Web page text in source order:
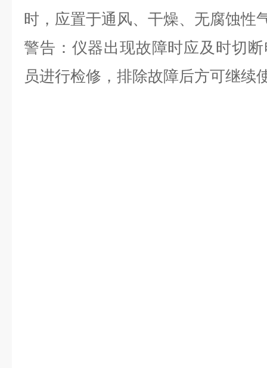
时，应置于通风、干燥、无腐蚀性
警告：仪器出现故障时应及时切
员进行检修，排除故障后方可继续